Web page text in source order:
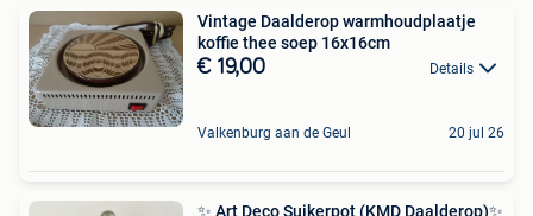
Vintage Daalderop warmhoudplaatje
koffie thee soep 16x16cm
€ 19,00 Details
Valkenburg aan de Geul 20 jul 26
✨ Art Deco Suikerpot (KMD Daalderop)✨